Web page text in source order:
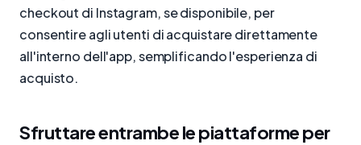
checkout di Instagram, se disponibile, per
consentire agli utenti di acquistare direttamente
all'interno dell'app, semplificando l'esperienza di
acquisto.
Sfruttare entrambe le piattaforme per